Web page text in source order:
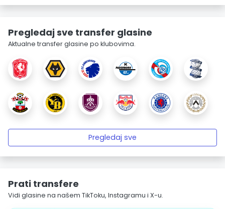
Pregledaj sve transfer glasine
Aktualne transfer glasine po klubovima.
Pregledaj sve
Prati transfere
Vidi glasine na našem TikToku, Instagramu i X-u.